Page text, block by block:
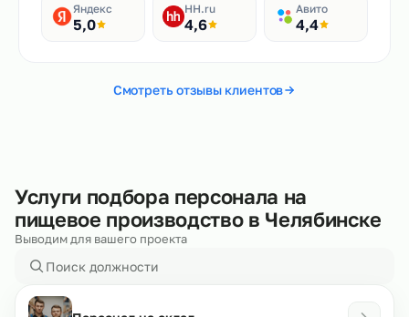
Яндекс
5,0
HH.ru
4,6
Авито
4,4
Смотреть отзывы клиентов
Услуги подбора персонала на
пищевое производство в Челябинске
Выводим для вашего проекта